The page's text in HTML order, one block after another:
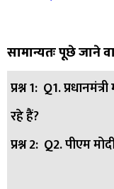
सामान्यतः पूछे जाने
प्रश्न 1: Q1.
रहे हैं?
उत्तर: A: वह लगातार
प्रश्न 2: Q2. पीएम